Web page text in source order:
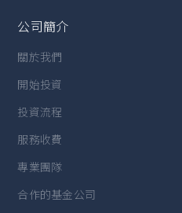
公司簡介
關於我們
開始投資
投資流程
服務收費
專業團隊
合作的基金公司